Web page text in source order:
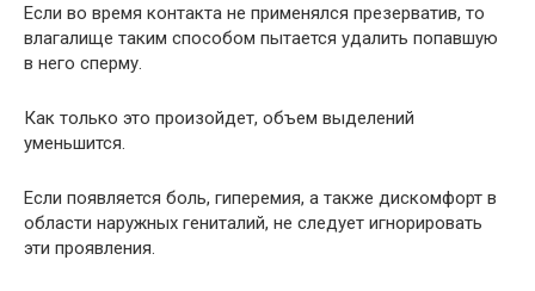
Если во время контакта не применялся презерватив, то
влагалище таким способом пытается удалить попавшую
в него сперму.
Как только это произойдет, объем выделений
уменьшится.
Если появляется боль, гиперемия, а также дискомфорт в
области наружных гениталий, не следует игнорировать
эти проявления.